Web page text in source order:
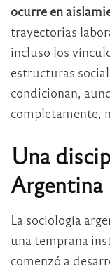
ocurre en
trayectorias
incluso los
estructuras
condicionan,
completamente,
Una
Argentina
La sociología
una temprana
comenzó a